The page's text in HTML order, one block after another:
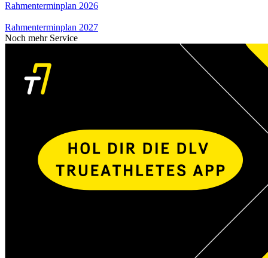
Rahmenterminplan 2026
Rahmenterminplan 2027
Noch mehr Service